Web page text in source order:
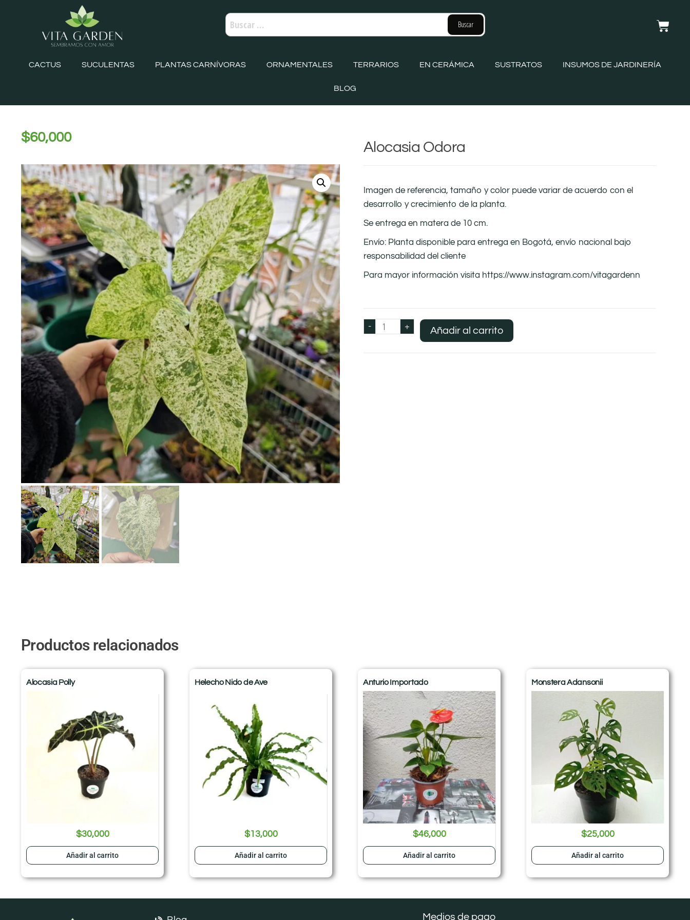
CACTUS SUCULENTAS PLANTAS CARNÍVORAS ORNAMENTALES TERRARIOS EN CERÁMICA SUSTRATOS INSUMOS DE JARDINERÍA
BLOG
$60,000
Alocasia Odora
Imagen de referencia, tamaño y color puede variar de acuerdo con el
desarrollo y crecimiento de la planta.
Se entrega en matera de 10 cm.
Envío: Planta disponible para entrega en Bogotá, envío nacional bajo
responsabilidad del cliente
Para mayor información visita https://www.instagram.com/vitagardenn
- + Añadir al carrito
Productos relacionados
Alocasia Polly
$30,000
Añadir al carrito
Helecho Nido de Ave
$13,000
Añadir al carrito
Anturio Importado
$46,000
Añadir al carrito
Monstera Adansonii
$25,000
Añadir al carrito
Medios de pago